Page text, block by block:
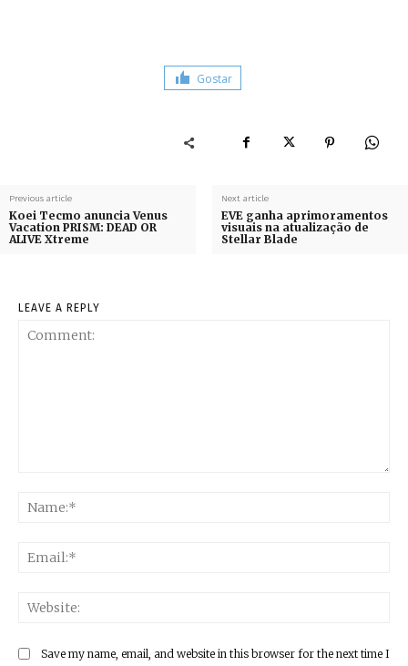
Gostar
Previous article
Koei Tecmo anuncia Venus
Vacation PRISM: DEAD OR
ALIVE Xtreme
Next article
EVE ganha aprimoramentos
visuais na atualização de
Stellar Blade
LEAVE A REPLY
Save my name, email, and website in this browser for the next time I